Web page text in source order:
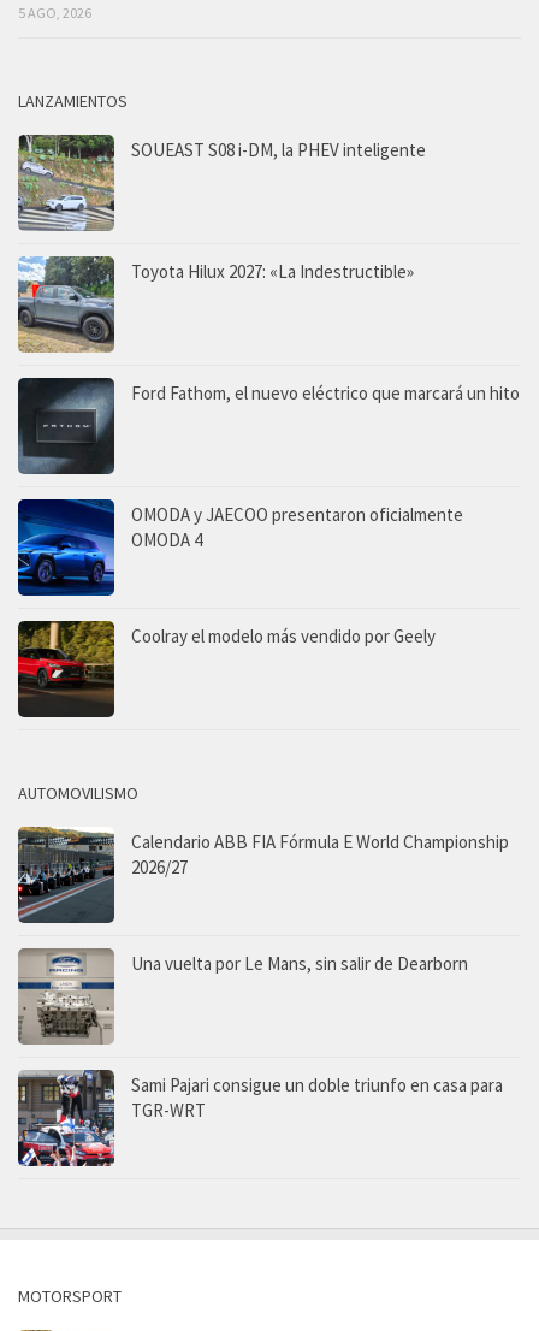
5 AGO, 2026
LANZAMIENTOS
SOUEAST S08 i-DM, la PHEV inteligente
Toyota Hilux 2027: «La Indestructible»
Ford Fathom, el nuevo eléctrico que marcará un hito
OMODA y JAECOO presentaron oficialmente
OMODA 4
Coolray el modelo más vendido por Geely
AUTOMOVILISMO
Calendario ABB FIA Fórmula E World Championship
2026/27
Una vuelta por Le Mans, sin salir de Dearborn
Sami Pajari consigue un doble triunfo en casa para
TGR-WRT
MOTORSPORT